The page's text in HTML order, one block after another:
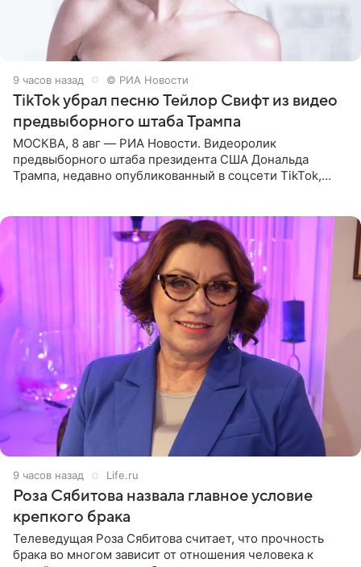
9 часов назад © РИА Новости
TikTok убрал песню Тейлор Свифт из видео
предвыборного штаба Трампа
МОСКВА, 8 авг — РИА Новости. Видеоролик
предвыборного штаба президента США Дональда
Трампа, недавно опубликованный в соцсети TikTok,
9 часов назад Life.ru
Роза Сябитова назвала главное условие
крепкого брака
Телеведущая Роза Сябитова считает, что прочность
брака во многом зависит от отношения человека к